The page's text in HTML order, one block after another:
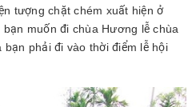
tượng chặt chém xuất hiện ở
muốn đi chùa Hương lễ chùa
phải đi vào thời điểm lễ hội